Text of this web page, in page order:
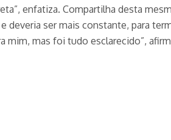
enfatiza. Compartilha desta
ser mais constante, para
mim, mas foi tudo esclarecido”,